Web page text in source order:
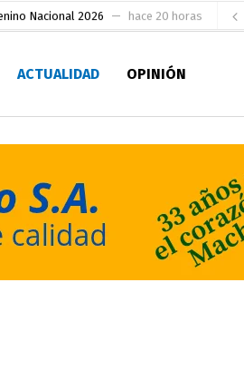
Nacional 2026 hace 20 horas
y varias provincias hace 1 día
Orense
de Machala
hace 3 horas
ACTUALIDAD OPINIÓN